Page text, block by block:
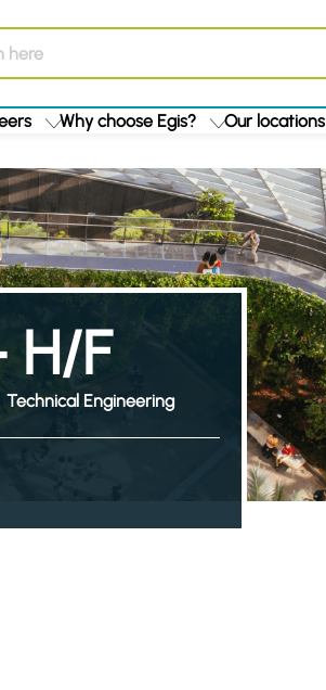
Why choose Egis? Our locations
H/F
Technical Engineering